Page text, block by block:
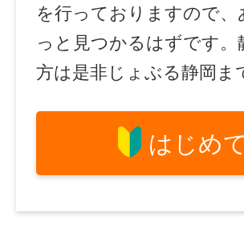
を行っておりますので
っと見つかるはずです
方は是非じょぶる静岡ま
はじめ